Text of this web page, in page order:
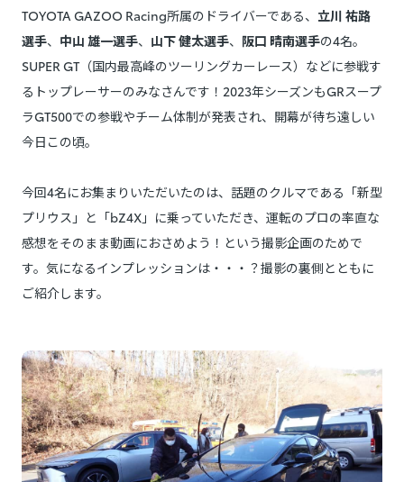
TOYOTA GAZOO Racing所属のドライバーである、 立川 祐路
選手、 中山 雄一選手、 山下 健太選手、 阪口 晴南選手の4名。
SUPER GT（国内最高峰のツーリングカーレース）などに参戦す
るトップレーサーのみなさんです！2023年シーズンもGRスープ
ラGT500での参戦やチーム体制が発表され、開幕が待ち遠しい
今日この頃。
今回4名にお集まりいただいたのは、話題のクルマである「新型
プリウス」と「bZ4X」に乗っていただき、運転のプロの率直な
感想をそのまま動画におさめよう！という撮影企画のためで
す。気になるインプレッションは・・・？撮影の裏側とともに
ご紹介します。